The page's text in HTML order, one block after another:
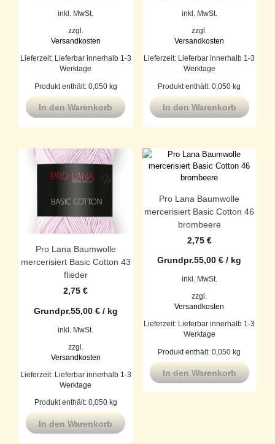
inkl. MwSt.
zzgl.
Versandkosten
Lieferzeit:
Lieferbar innerhalb 1-3
Werktage
Produkt enthält: 0,050 kg
In den Warenkorb
inkl. MwSt.
zzgl.
Versandkosten
Lieferzeit:
Lieferbar innerhalb 1-3
Werktage
Produkt enthält: 0,050kg
In den Warenkorb
Pro Lana Baumwolle
mercerisiert Basic Cotton 43
flieder
2,75€
Grundpr.55,00 €/ kg
inkl. MwSt.
zzgl.
Versandkosten
Lieferzeit:
Lieferbar innerhalb 1-3
Werktage
Produkt enthält: 0,050 kg
In den Warenkorb
Pro Lana Baumwolle
mercerisiert Basic Cotton 46
brombeere
2,75 €
Grundpr.55,00€ / kg
inkl. MwSt.
zzgl.
Versandkosten
Lieferzeit:
Lieferbar innerhalb 1-3
Werktage
Produkt enthält: 0,050kg
In den Warenkorb